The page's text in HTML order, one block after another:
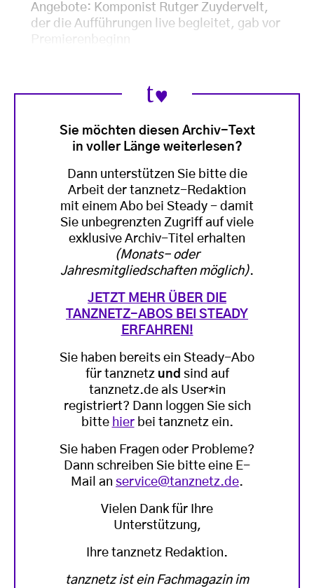
Angebote: Komponist Rutger Zuydervelt,
der die Aufführungen live begleitet, gab vor
Premierenbeginn
Sie möchten diesen Archiv-Text
in voller Länge weiterlesen?
Dann unterstützen Sie bitte die
Arbeit der tanznetz-Redaktion
mit einem Abo bei Steady - damit
Sie unbegrenzten Zugriff auf viele
exklusive Archiv-Titel erhalten
(Monats- oder
Jahresmitgliedschaften möglich).
JETZT MEHR ÜBER DIE
TANZNETZ-ABOS BEI STEADY
ERFAHREN!
Sie haben bereits ein Steady-Abo
für tanznetz und sind auf
tanznetz.de als User*in
registriert? Dann loggen Sie sich
bitte hierbei tanznetz ein.
Sie haben Fragen oder Probleme?
Dann schreiben Sie bitte eine E-
Mail an service@tanznetz.de.
Vielen Dank für Ihre
Unterstützung,
Ihre tanznetz Redaktion.
tanznetz ist ein Fachmagazin im